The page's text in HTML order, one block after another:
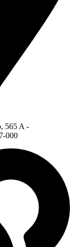
565 A -
000